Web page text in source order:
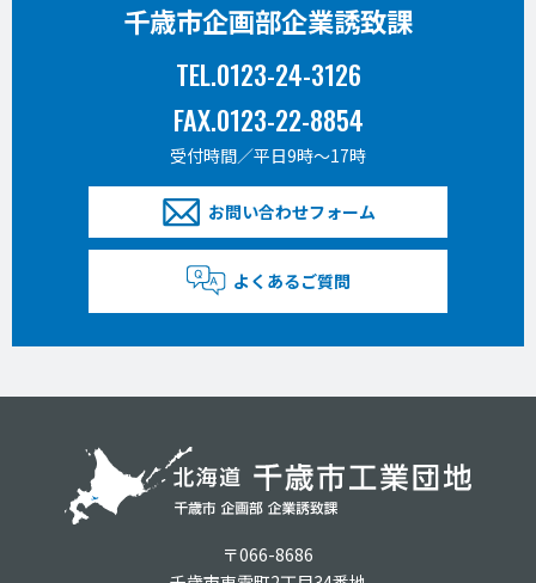
千歳市企画部企業誘致課
TEL.0123-24-3126
FAX.0123-22-8854
受付時間／平日9時〜17時
お問い合わせフォーム
よくあるご質問
〒066-8686